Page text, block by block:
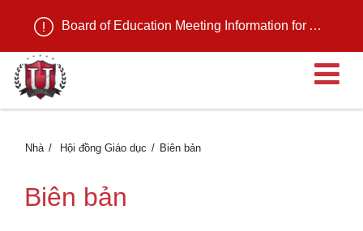
Board of Education Meeting Information for August 11, 2026
Nhà Hội đồng Giáo dục Biên bản
Biên bản